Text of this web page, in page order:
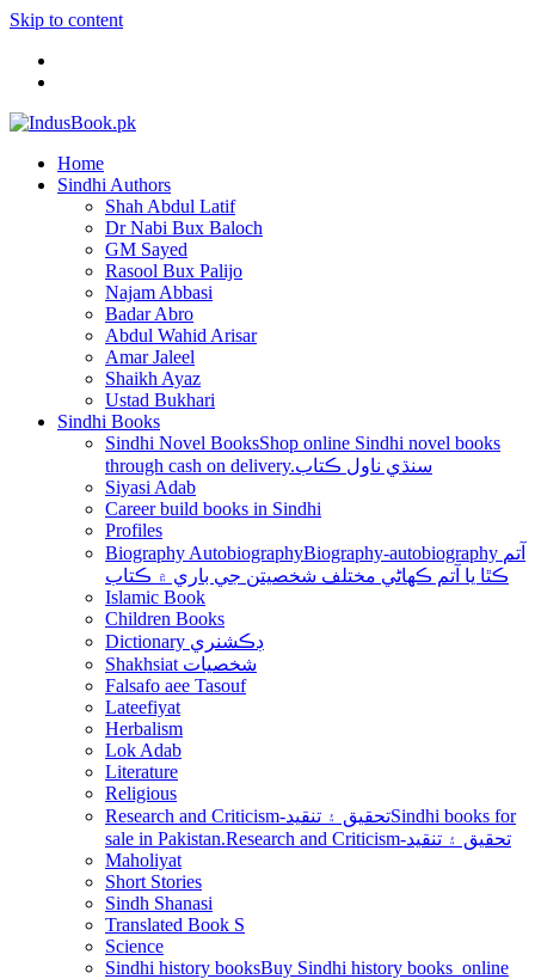
Skip to content
Home
Sindhi Authors
Shah Abdul Latif
Dr Nabi Bux Baloch
GM Sayed
Rasool Bux Palijo
Najam Abbasi
Badar Abro
Abdul Wahid Arisar
Amar Jaleel
Shaikh Ayaz
Ustad Bukhari
Sindhi Books
Sindhi Novel BooksShop online Sindhi novel books
through cash on delivery.سنڌي ناول ڪتاب
Siyasi Adab
Career build books in Sindhi
Profiles
Biography AutobiographyBiography-autobiography آتم
ڪٿا يا آتم ڪھاڻي مختلف شخصيتن جي باري ۾ ڪتاب
Islamic Book
Children Books
Dictionary ڊڪشنري
Shakhsiat شخصيات
Falsafo aee Tasouf
Lateefiyat
Herbalism
Lok Adab
Literature
Religious
Research and Criticism-تحقيق ۽ تنقيدSindhi books for
sale in Pakistan.Research and Criticism-تحقيق ۽ تنقيد
Maholiyat
Short Stories
Sindh Shanasi
Translated Book S
Science
Sindhi history booksBuy Sindhi history books online